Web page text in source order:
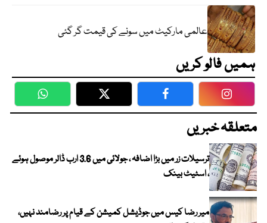
عالمی مارکیٹ میں سونے کی قیمت گر گئی
ہمیں فالو کریں
WhatsApp Twitter Facebook
متعلقہ خبریں
ترسیلات زر میں بڑا اضافہ ، جولائی میں 3.6 ارب ڈالر موصول ہوئے
، اسٹیٹ بینک
میر رضا کیس میں جوڈیشل کمیشن کے قیام پر رضامند نہیں،